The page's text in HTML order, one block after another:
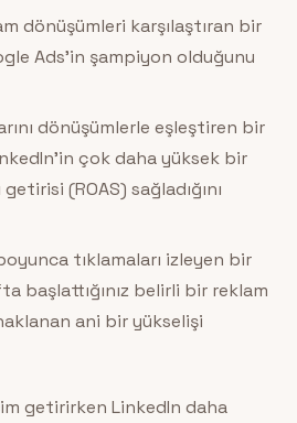
dönüşümleri karşılaştıran bir
Ads’in şampiyon olduğunu
dönüşümlerle eşleştiren bir
çok daha yüksek bir
(ROAS) sağladığını
tıklamaları izleyen bir
başlattığınız belirli bir reklam
ani bir yükselişi
getirirken LinkedIn daha